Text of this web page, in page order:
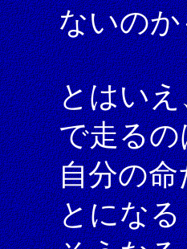
ないのか
とはい
で走るの
自分の
とになる